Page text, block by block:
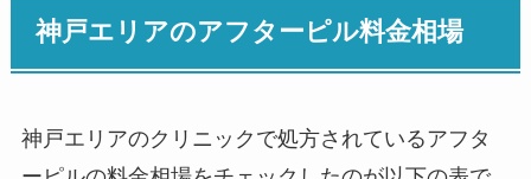
神戸エリアのアフターピル料金相場
神戸エリアのクリニックで処方されているアフタ